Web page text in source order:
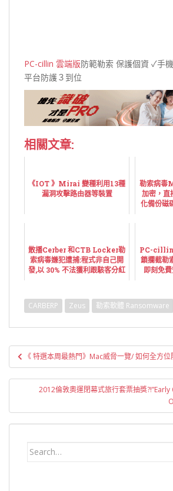
PC-cillin 雲端版防範勒索 保護個資 ✓手
平台防護３到位
相關文章:
《IOT 》Mirai 變種利用13種
漏洞攻擊路由器等裝置
勒索病
加密，直
化備份磁
散播Cerber 和CTB Locker勒
索病毒嫌犯遭捕:程式非自己開
發,以 30% 不法獲利跟駭客分紅
PC-
鎖攔截
即刻免
CARBERP Zeus 勒索軟體 Ransomware
文
章
導
《 特選本周最熱門》Mac威脅一覽/ 如何全方
2012倫敦奧運閉幕式旅行套票抽獎
Search